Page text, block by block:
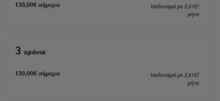
130,00€σήμερα Ισοδυναμεί με 3,61€/
μήνα
3 xρόνια
130,00€σήμερα Ισοδυναμεί με 3,61€/
μήνα